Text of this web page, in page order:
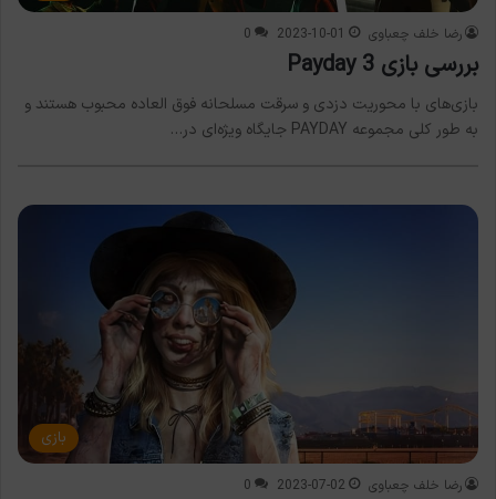
رضا خلف چعباوی 2023-10-01
0
بررسی بازی Payday 3
بازی‌های با محوریت دزدی و سرقت مسلحانه فوق العاده محبوب هستند و
به طور کلی مجموعه PAYDAY جایگاه ویژه‌ای در…
بازی
رضا خلف چعباوی 2023-07-02
0